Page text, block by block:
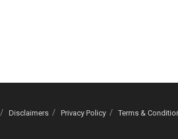
Disclaimers Privacy Policy Terms &